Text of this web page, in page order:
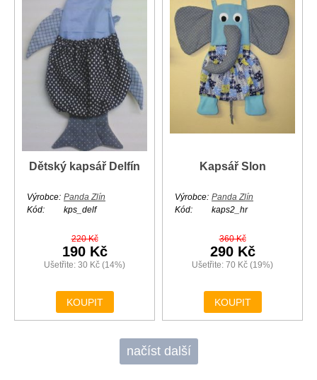
Dětský kapsář Delfín
Výrobce: Panda Zlín
Kód:
kps_delf
220 Kč
190 Kč
Ušetřite: 30 Kč (14%)
KOUPIT
Kapsář Slon
Výrobce: Panda Zlín
Kód:
kaps2_hr
360 Kč
290 Kč
Ušetřite: 70 Kč (19%)
KOUPIT
načíst další